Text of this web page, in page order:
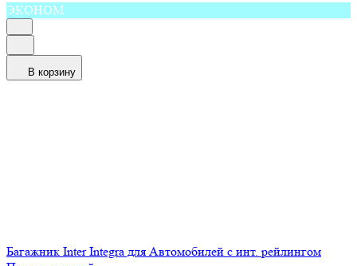
ЭКОНОМ
В корзину
Багажник Inter Integra для Автомобилей с инт. рейлингом